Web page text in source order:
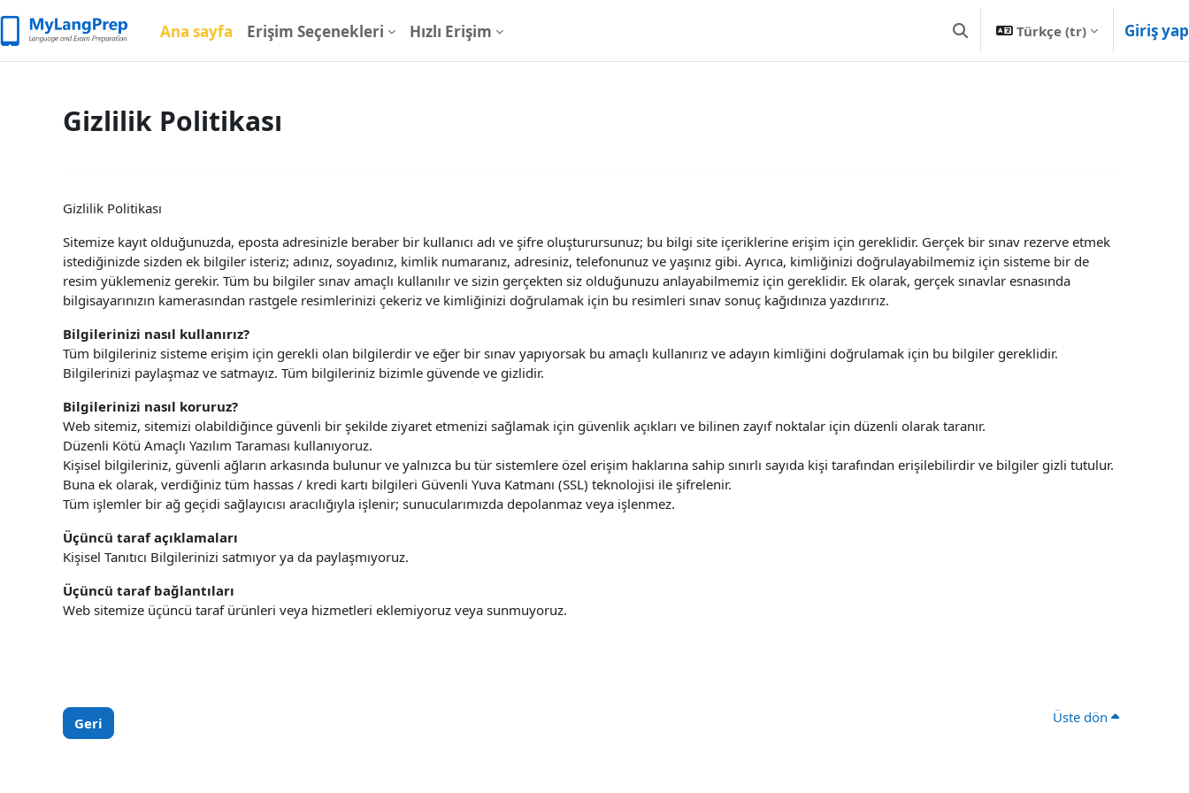
Ana sayfa Erişim Seçenekleri Hızlı Erişim Arama girişini değiştir
Türkçe ‎(tr)‎ Giriş yap
Gizlilik Politikası
Gizlilik Politikası
Sitemize kayıt olduğunuzda, eposta adresinizle beraber bir kullanıcı adı ve şifre oluşturursunuz; bu bilgi site içeriklerine erişim için gereklidir. Gerçek bir sınav rezerve etmek
istediğinizde sizden ek bilgiler isteriz; adınız, soyadınız, kimlik numaranız, adresiniz, telefonunuz ve yaşınız gibi. Ayrıca, kimliğinizi doğrulayabilmemiz için sisteme bir de
resim yüklemeniz gerekir. Tüm bu bilgiler sınav amaçlı kullanılır ve sizin gerçekten siz olduğunuzu anlayabilmemiz için gereklidir. Ek olarak, gerçek sınavlar esnasında
bilgisayarınızın kamerasından rastgele resimlerinizi çekeriz ve kimliğinizi doğrulamak için bu resimleri sınav sonuç kağıdınıza yazdırırız.
Bilgilerinizi nasıl kullanırız?
Tüm bilgileriniz sisteme erişim için gerekli olan bilgilerdir ve eğer bir sınav yapıyorsak bu amaçlı kullanırız ve adayın kimliğini doğrulamak için bu bilgiler gereklidir.
Bilgilerinizi paylaşmaz ve satmayız. Tüm bilgileriniz bizimle güvende ve gizlidir.
Bilgilerinizi nasıl koruruz?
Web sitemiz, sitemizi olabildiğince güvenli bir şekilde ziyaret etmenizi sağlamak için güvenlik açıkları ve bilinen zayıf noktalar için düzenli olarak taranır.
Düzenli Kötü Amaçlı Yazılım Taraması kullanıyoruz.
Kişisel bilgileriniz, güvenli ağların arkasında bulunur ve yalnızca bu tür sistemlere özel erişim haklarına sahip sınırlı sayıda kişi tarafından erişilebilirdir ve bilgiler gizli tutulur.
Buna ek olarak, verdiğiniz tüm hassas / kredi kartı bilgileri Güvenli Yuva Katmanı (SSL) teknolojisi ile şifrelenir.
Tüm işlemler bir ağ geçidi sağlayıcısı aracılığıyla işlenir; sunucularımızda depolanmaz veya işlenmez.
Üçüncü taraf açıklamaları
Kişisel Tanıtıcı Bilgilerinizi satmıyor ya da paylaşmıyoruz.
Üçüncü taraf bağlantıları
Web sitemize üçüncü taraf ürünleri veya hizmetleri eklemiyoruz veya sunmuyoruz.
Geri Üste dön